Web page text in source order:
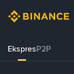
EkspresP2P